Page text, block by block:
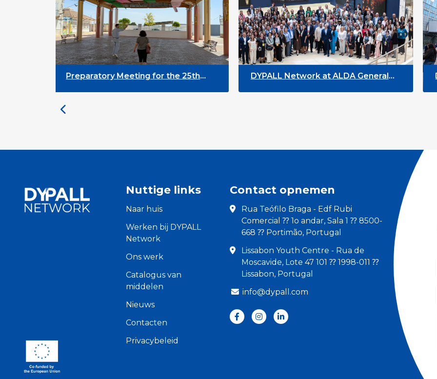
Preparatory Meeting for the 25th
Development
DYPALL Network at ALDA General
Nuttige links
Naar huis
Werken bij DYPALL
Network
Ons werk
Catalogus van
middelen
Nieuws
Contacten
Privacybeleid
Contact opnemen
Rua Teófilo Braga - Edf Rubi
Comercial ⁇ 1o andar, Sala 1 ⁇ 8500-
668 ⁇ Portimão, Portugal
Lissabon Youth Centre - Rua de
Moscavide, Lote 47 101 ⁇ 1998-011 ⁇
Lissabon, Portugal
info@dypall.com